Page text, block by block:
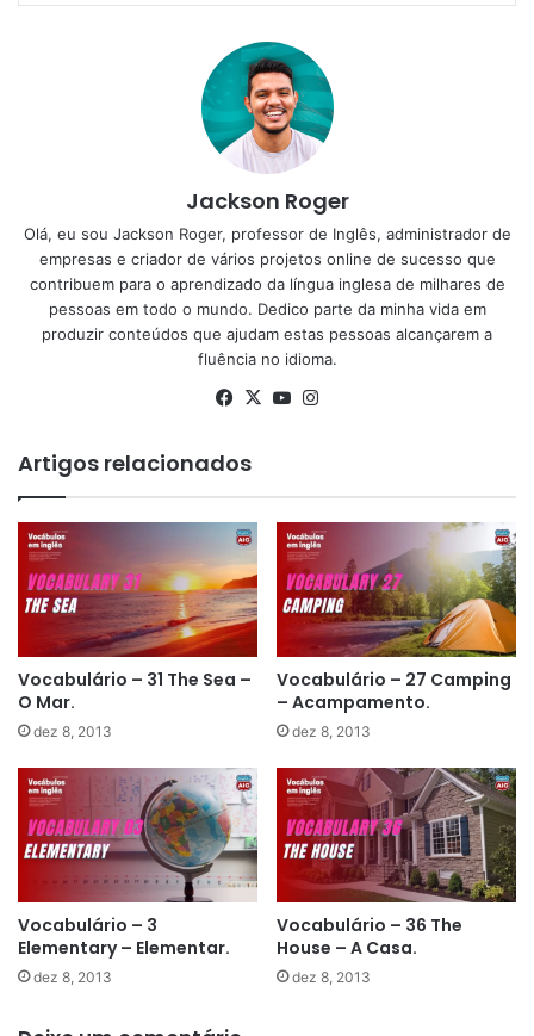
Jackson Roger
Olá, eu sou Jackson Roger, professor de Inglês, administrador de
empresas e criador de vários projetos online de sucesso que
contribuem para o aprendizado da língua inglesa de milhares de
pessoas em todo o mundo. Dedico parte da minha vida em
produzir conteúdos que ajudam estas pessoas alcançarem a
fluência no idioma.
Facebook
X YouTube
Artigos relacionados
Vocabulário – 31 The Sea –
O Mar.
dez 8, 2013
Vocabulário – 27 Camping
– Acampamento.
dez 8, 2013
Vocabulário – 3
Elementary – Elementar.
dez 8, 2013
Vocabulário – 36 The
House – A Casa.
dez 8, 2013